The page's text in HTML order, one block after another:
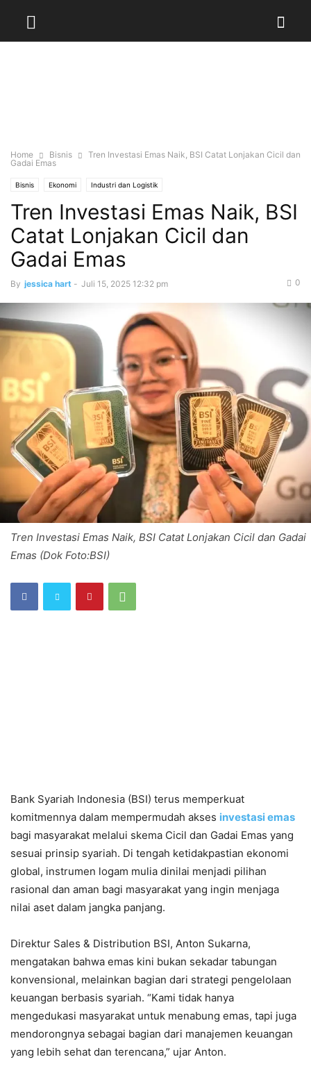
Home Bisnis
Tren Investasi Emas Naik, BSI Catat Lonjakan Cicil dan
Gadai Emas
Bisnis Ekonomi Industri dan Logistik
Tren Investasi Emas Naik, BSI
Catat Lonjakan Cicil dan
Gadai Emas
By jessica hart - Juli 15, 2025 12:32 pm 0
Tren Investasi Emas Naik, BSI Catat Lonjakan Cicil dan Gadai
Emas (Dok Foto:BSI)
Bank Syariah Indonesia (BSI) terus memperkuat
komitmennya dalam mempermudah akses investasi emas
bagi masyarakat melalui skema Cicil dan Gadai Emas yang
sesuai prinsip syariah. Di tengah ketidakpastian ekonomi
global, instrumen logam mulia dinilai menjadi pilihan
rasional dan aman bagi masyarakat yang ingin menjaga
nilai aset dalam jangka panjang.
Direktur Sales & Distribution BSI, Anton Sukarna,
mengatakan bahwa emas kini bukan sekadar tabungan
konvensional, melainkan bagian dari strategi pengelolaan
keuangan berbasis syariah. “Kami tidak hanya
mengedukasi masyarakat untuk menabung emas, tapi juga
mendorongnya sebagai bagian dari manajemen keuangan
yang lebih sehat dan terencana,” ujar Anton.